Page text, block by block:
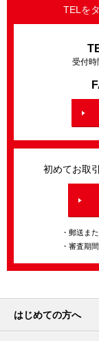
TELを
受付時
初めてお取
・郵送ま
・審査期
はじめての方へ